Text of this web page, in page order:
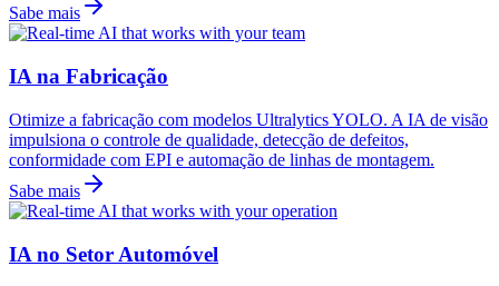
Sabe mais
IA na Fabricação
Otimize a fabricação com modelos Ultralytics YOLO. A IA de visão
impulsiona o controle de qualidade, detecção de defeitos,
conformidade com EPI e automação de linhas de montagem.
Sabe mais
IA no Setor Automóvel